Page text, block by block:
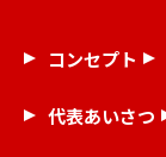
コンセプト
代表あいさつ